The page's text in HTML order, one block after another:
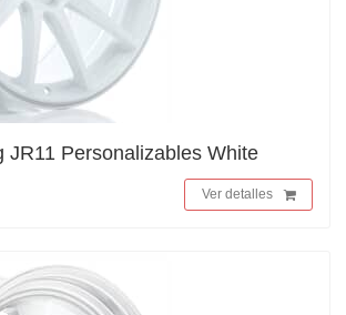
JR11 Personalizables White
Ver detalles